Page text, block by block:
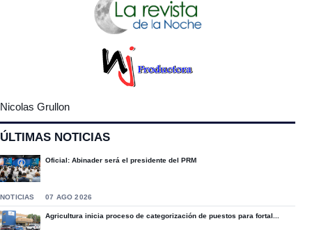
Nicolas Grullon
ÚLTIMAS NOTICIAS
Oficial: Abinader será el presidente del PRM
NOTICIAS 07 AGO 2026
Agricultura inicia proceso de categorización de puestos para fortal...